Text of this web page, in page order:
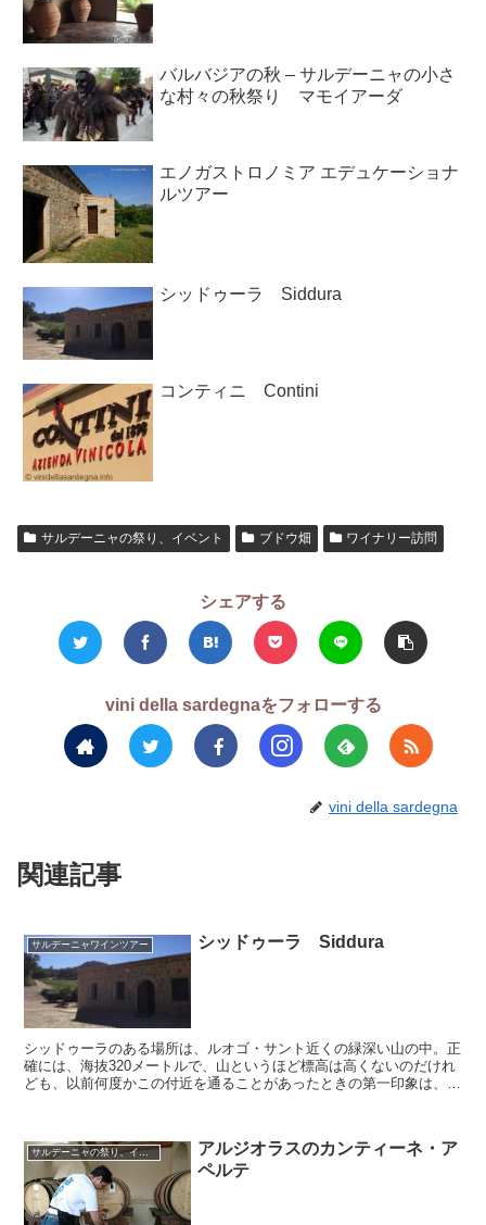
バルバジアの秋 – サルデーニャの小さ
な村々の秋祭り マモイアーダ
エノガストロノミア エデュケーショナ
ルツアー
シッドゥーラ Siddura
コンティニ Contini
サルデーニャの祭り、イベント ブドウ畑 ワイナリー訪問
シェアする
vini della sardegnaをフォローする
vini della sardegna
関連記事
サルデーニャワインツアー シッドゥーラ Siddura
シッドゥーラのある場所は、ルオゴ・サント近くの緑深い山の中。正
確には、海抜320メートルで、山というほど標高は高くないのだけれ
ども、以前何度かこの付近を通ることがあったときの第一印象は、奥
した。
サルデーニャの祭り、イベント
アルジオラスのカンティーネ・ア
ペルテ